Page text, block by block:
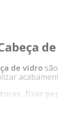
de vidrosão
fixar